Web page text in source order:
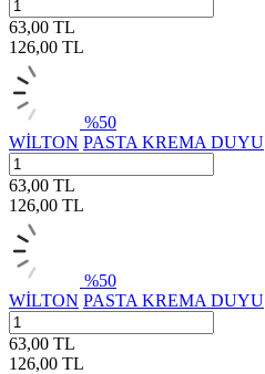
63,00 TL
126,00 TL
%50
WİLTON PASTA KREMA DUYU
63,00 TL
126,00 TL
%50
WİLTON PASTA KREMA DUYU
63,00 TL
126,00 TL